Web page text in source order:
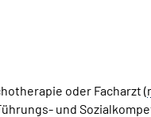
oder Facharzt (
und